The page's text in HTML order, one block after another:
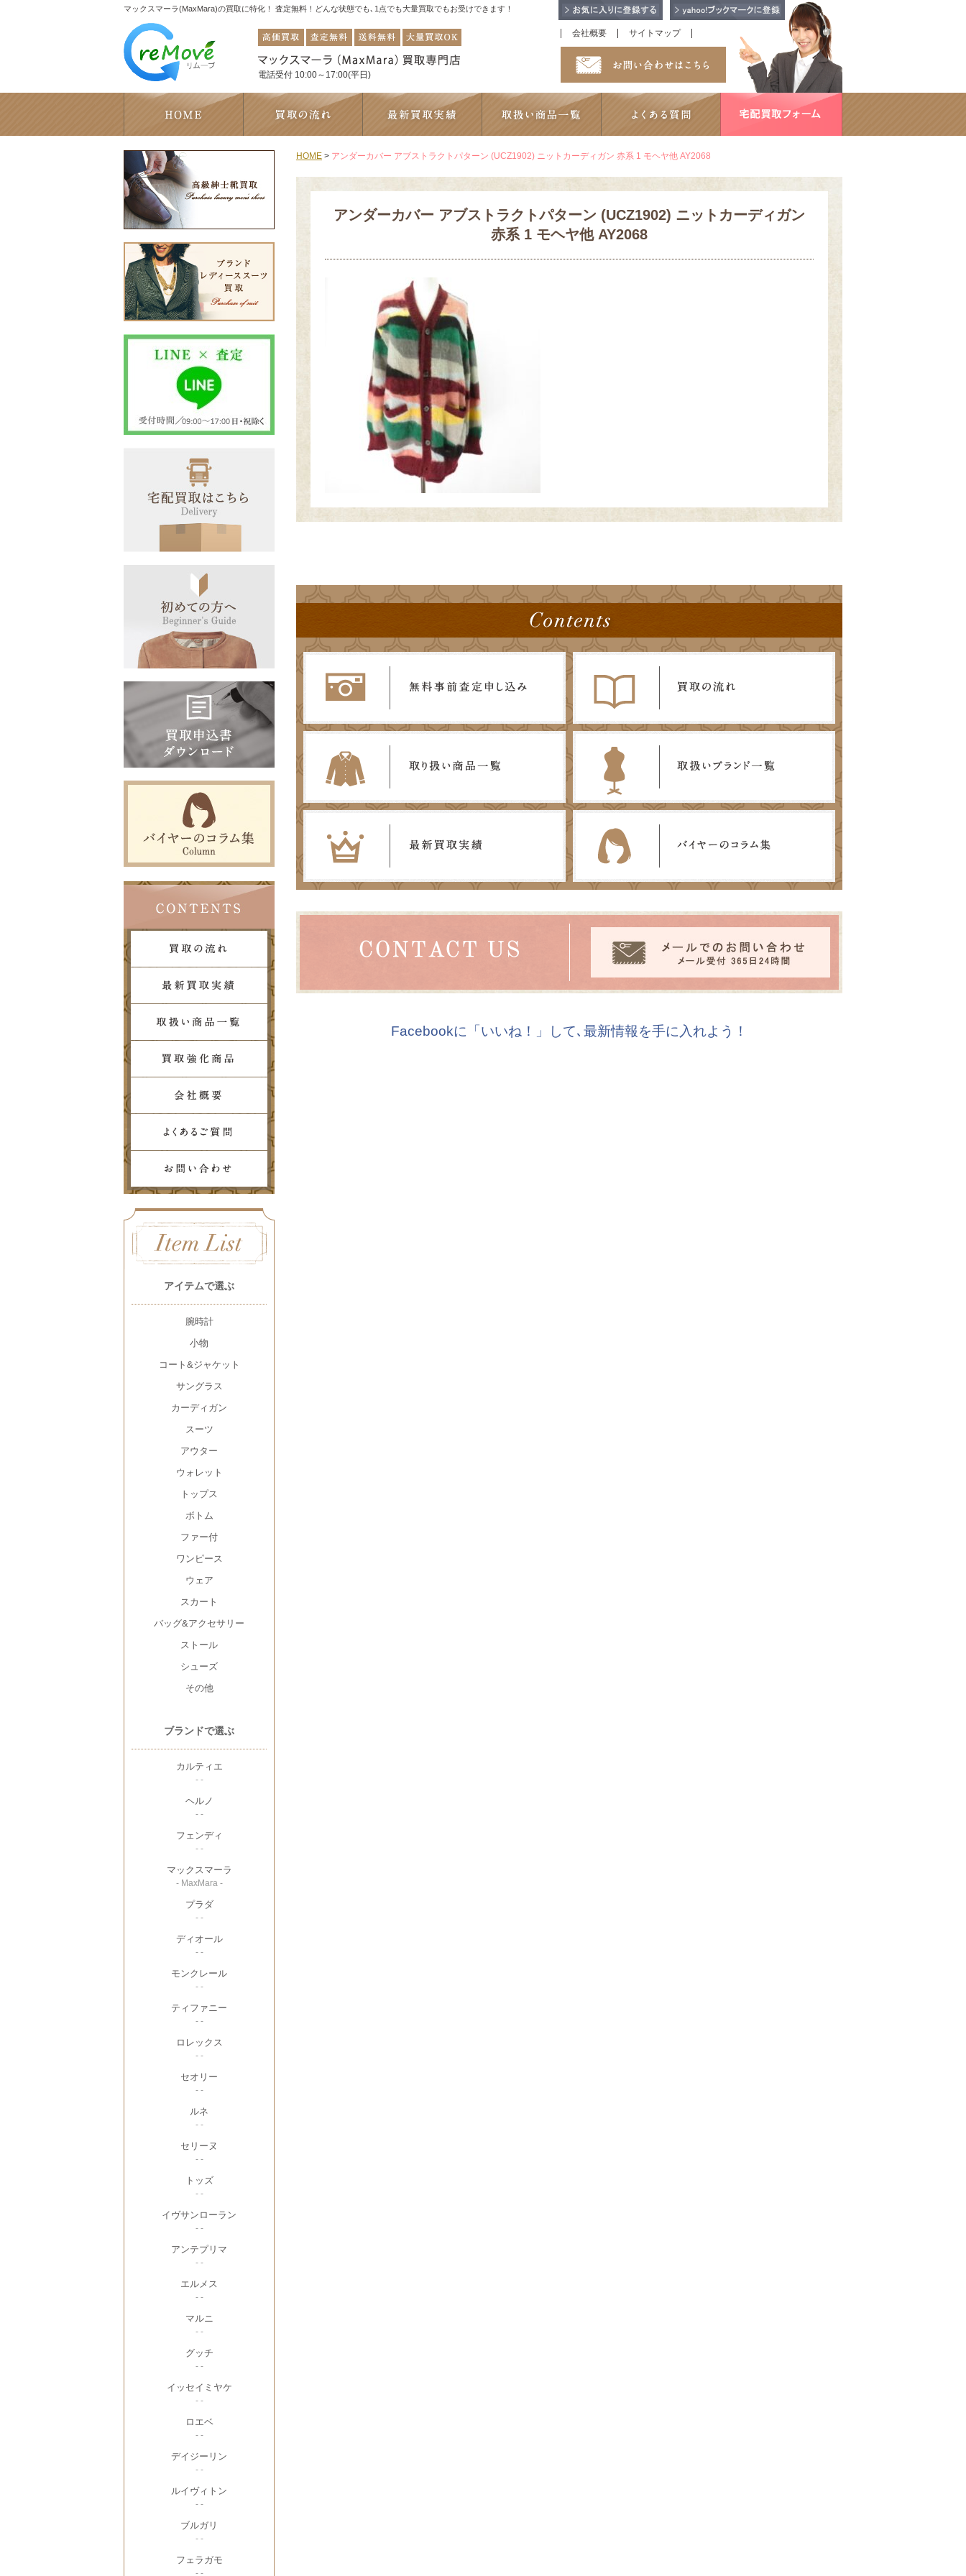
マックスマーラ(MaxMara)の買取に特化！ 査定無料！どんな状態でも､1点でも大量買取でもお受けできます！
電話受付 10:00～17:00(平日)
会社概要 サイトマップ
HOME > アンダーカバー アブストラクトパターン (UCZ1902) ニットカーディガン 赤系 1 モヘヤ他 AY2068
アンダーカバー アブストラクトパターン (UCZ1902) ニットカーディガン
赤系 1 モヘヤ他 AY2068
Facebookに「いいね！」して､最新情報を手に入れよう！
アイテムで選ぶ
腕時計
小物
コート&ジャケット
サングラス
カーディガン
スーツ
アウター
ウォレット
トップス
ボトム
ファー付
ワンピース
ウェア
スカート
バッグ&アクセサリー
ストール
シューズ
その他
ブランドで選ぶ
カルティエ
- -
ヘルノ
- -
フェンディ
- -
マックスマーラ
- MaxMara -
プラダ
- -
ディオール
- -
モンクレール
- -
ティファニー
- -
ロレックス
- -
セオリー
- -
ルネ
- -
セリーヌ
- -
トッズ
- -
イヴサンローラン
- -
アンテプリマ
- -
エルメス
- -
マルニ
- -
グッチ
- -
イッセイミヤケ
- -
ロエベ
- -
デイジーリン
- -
ルイヴィトン
- -
ブルガリ
- -
フェラガモ
- -